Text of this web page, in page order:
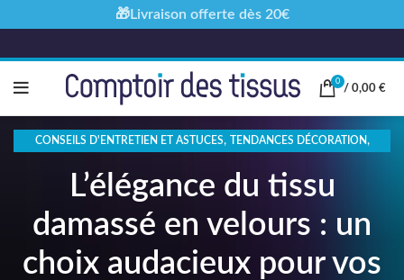
0
/ 0,00 €
CONSEILS D'ENTRETIEN ET ASTUCES, TENDANCES DÉCORATION,
L’élégance du tissu
damassé en velours : un
choix audacieux pour vos
🎁Livraison offerte dès 20€